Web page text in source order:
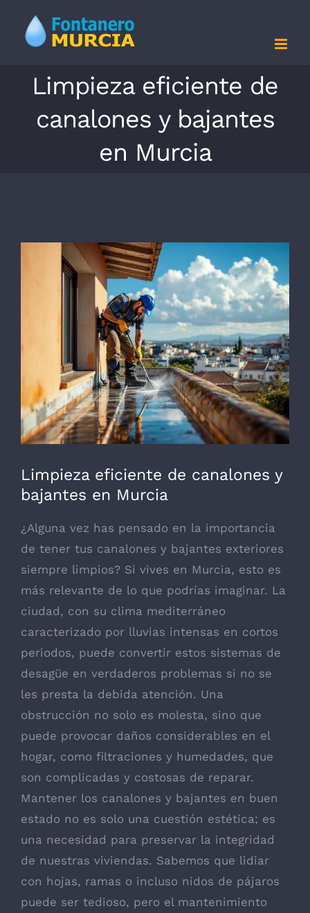
contenido
Limpieza eficiente de
canalones y bajantes
en Murcia
grande
Limpieza eficiente de canalones y
bajantes en Murcia
¿Alguna vez has pensado en la importancia
de tener tus canalones y bajantes exteriores
siempre limpios? Si vives en Murcia, esto es
más relevante de lo que podrías imaginar. La
ciudad, con su clima mediterráneo
caracterizado por lluvias intensas en cortos
periodos, puede convertir estos sistemas de
desagüe en verdaderos problemas si no se
les presta la debida atención. Una
obstrucción no solo es molesta, sino que
puede provocar daños considerables en el
hogar, como filtraciones y humedades, que
son complicadas y costosas de reparar.
Mantener los canalones y bajantes en buen
estado no es solo una cuestión estética; es
una necesidad para preservar la integridad
de nuestras viviendas. Sabemos que lidiar
con hojas, ramas o incluso nidos de pájaros
puede ser tedioso, pero el mantenimiento